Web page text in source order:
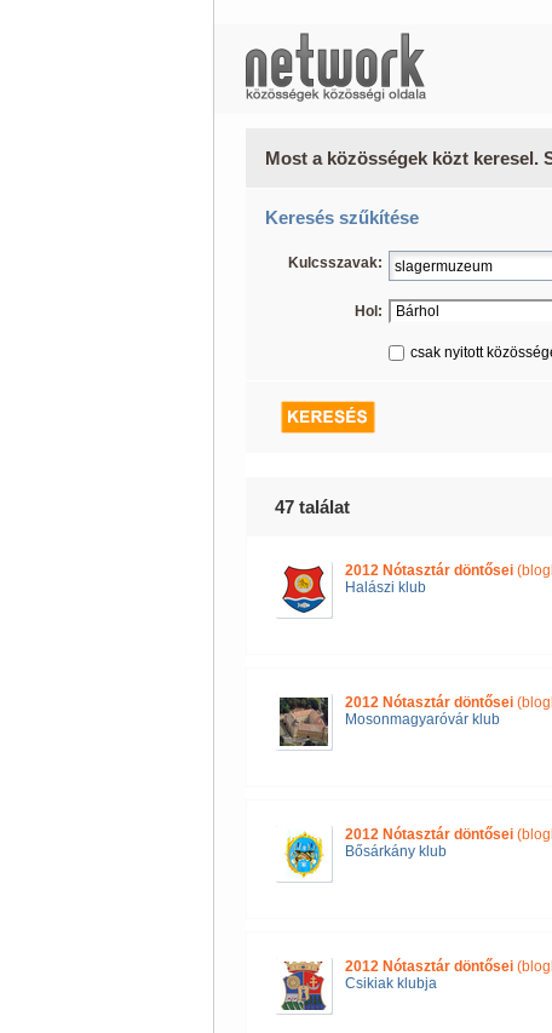
Most a közösségek közt keresel.
Keresés szűkítése
Kulcsszavak:
Hol:
csak nyitott
47 találat
2012 Nótasztár döntősei
Halászi klub
2012 Nótasztár döntősei
Mosonmagyaróvár klub
2012 Nótasztár döntősei
Bősárkány klub
2012 Nótasztár döntősei
Csikiak klubja